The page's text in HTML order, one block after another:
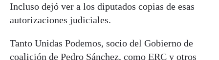
Incluso dejó ver a los diputados copias de esas
autorizaciones judiciales.
Tanto Unidas Podemos, socio del Gobierno de
coalición de Pedro Sánchez, como ERC y otros